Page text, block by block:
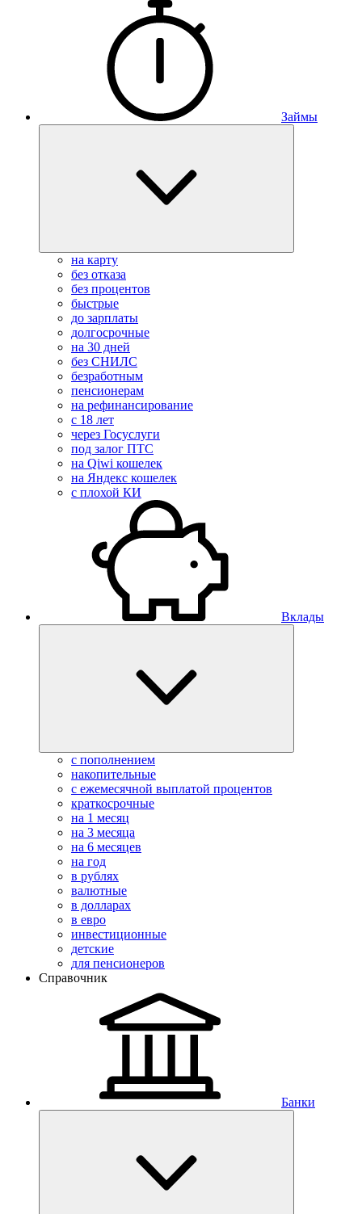
Займы
на карту
без отказа
без процентов
быстрые
до зарплаты
долгосрочные
на 30 дней
без СНИЛС
безработным
пенсионерам
на рефинансирование
с 18 лет
через Госуслуги
под залог ПТС
на Qiwi кошелек
на Яндекс кошелек
с плохой КИ
Вклады
с пополнением
накопительные
с ежемесячной выплатой процентов
краткосрочные
на 1 месяц
на 3 месяца
на 6 месяцев
на год
в рублях
валютные
в долларах
в евро
инвестиционные
детские
для пенсионеров
Справочник
Банки